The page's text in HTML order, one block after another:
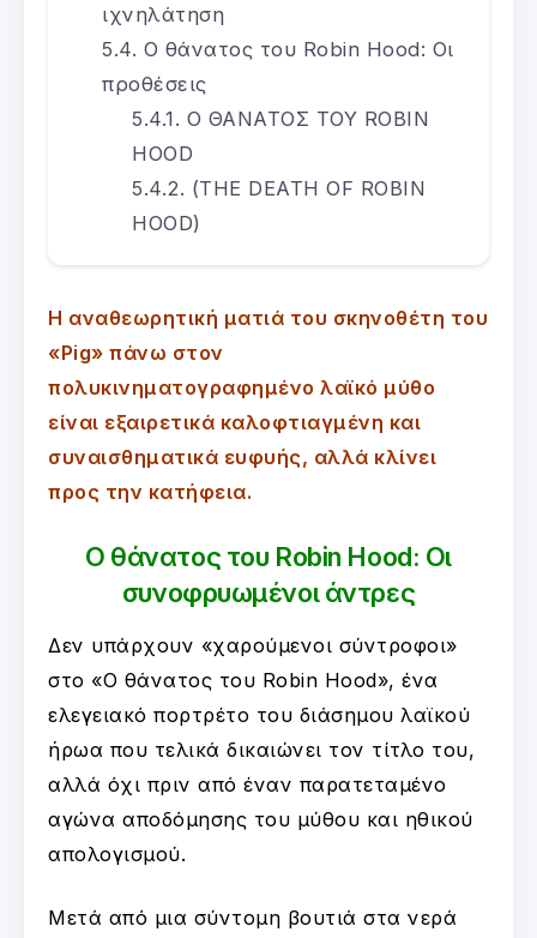
ιχνηλάτηση
Ο θάνατος του Robin Hood: Οι
προθέσεις
Ο ΘΑΝΑΤΟΣ ΤΟΥ ROBIN
HOOD
(THE DEATH OF ROBIN
HOOD)
Η αναθεωρητική ματιά του σκηνοθέτη του
«Pig» πάνω στον
πολυκινηματογραφημένο λαϊκό μύθο
είναι εξαιρετικά καλοφτιαγμένη και
συναισθηματικά ευφυής, αλλά κλίνει
προς την κατήφεια.
Ο θάνατος του Robin Hood: Οι
συνοφρυωμένοι άντρες
Δεν υπάρχουν «χαρούμενοι σύντροφοι»
στο «Ο θάνατος του Robin Hood», ένα
ελεγειακό πορτρέτο του διάσημου λαϊκού
ήρωα που τελικά δικαιώνει τον τίτλο του,
αλλά όχι πριν από έναν παρατεταμένο
αγώνα αποδόμησης του μύθου και ηθικού
απολογισμού.
Μετά από μια σύντομη βουτιά στα νερά